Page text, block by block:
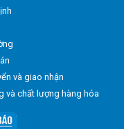
và giao nhận
và chất lượng hàng hóa